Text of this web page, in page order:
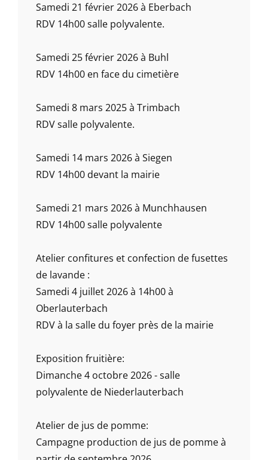
Samedi 21 février 2026 à Eberbach
RDV 14h00 salle polyvalente.
Samedi 25 février 2026 à Buhl
RDV 14h00 en face du cimetière
Samedi 8 mars 2025 à Trimbach
RDV salle polyvalente.
Samedi 14 mars 2026 à Siegen
RDV 14h00 devant la mairie
Samedi 21 mars 2026 à Munchhausen
RDV 14h00 salle polyvalente
Atelier confitures et confection de fusettes
de lavande :
Samedi 4 juillet 2026 à 14h00 à
Oberlauterbach
RDV à la salle du foyer près de la mairie
Exposition fruitière:
Dimanche 4 octobre 2026 - salle
polyvalente de Niederlauterbach
Atelier de jus de pomme:
Campagne production de jus de pomme à